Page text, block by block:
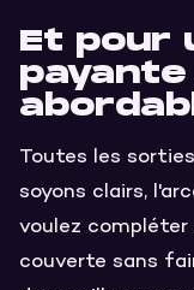
Et pour
Toutes les
soyons clairs,
voulez
couverte sans